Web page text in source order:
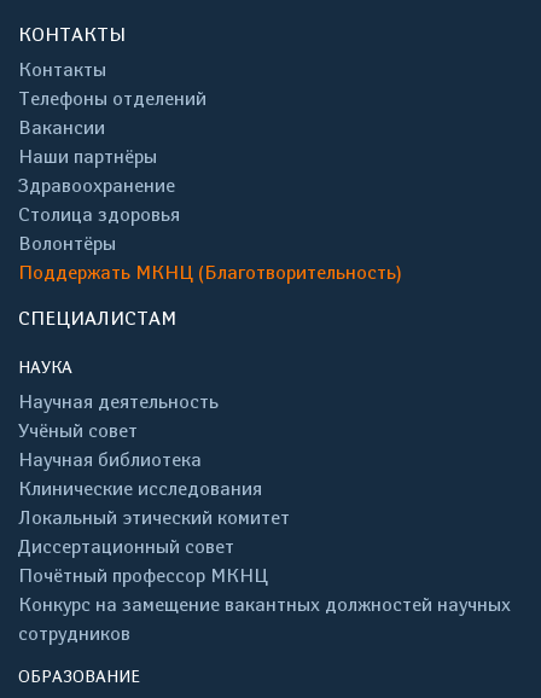
КОНТАКТЫ
Контакты
Телефоны отделений
Вакансии
Наши партнёры
Здравоохранение
Столица здоровья
Волонтёры
Поддержать МКНЦ (Благотворительность)
СПЕЦИАЛИСТАМ
НАУКА
Научная деятельность
Учёный совет
Научная библиотека
Клинические исследования
Локальный этический комитет
Диссертационный совет
Почётный профессор МКНЦ
Конкурс на замещение вакантных должностей научных
сотрудников
ОБРАЗОВАНИЕ